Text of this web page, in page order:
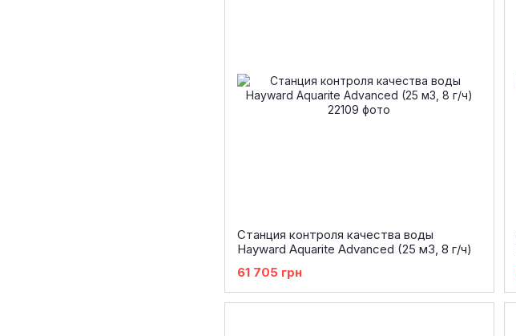
Станция контроля качества воды
Hayward Aquarite Advanced (25 м3, 8 г/ч)
61 705 грн